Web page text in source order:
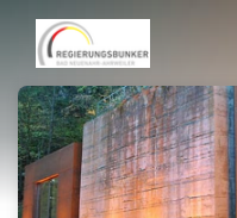
Skip header